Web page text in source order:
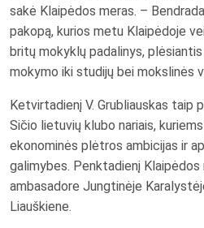
sakė Klaipėdos meras. –
pakopą, kurios metu Klaipėdoje
britų mokyklų padalinys,
mokymo iki studijų bei mokslinės
Ketvirtadienį V. Grubliauskas taip
Sičio lietuvių klubo nariais,
ekonominės plėtros ambicijas ir
galimybes. Penktadienį
ambasadore Jungtinėje
Liauškiene.